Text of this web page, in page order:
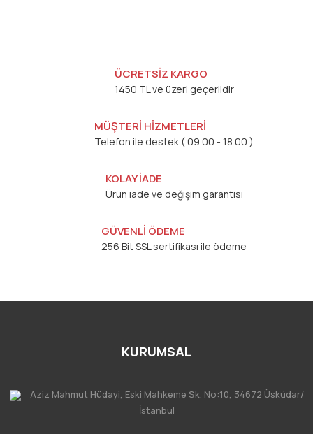
ÜCRETSİZ KARGO
1450 TL ve üzeri geçerlidir
MÜŞTERİ HİZMETLERİ
Telefon ile destek ( 09.00 - 18.00 )
KOLAY İADE
Ürün iade ve değişim garantisi
GÜVENLİ ÖDEME
256 Bit SSL sertifikası ile ödeme
KURUMSAL
Aziz Mahmut Hüdayi, Eski Mahkeme Sk. No:10, 34672 Üsküdar/
İstanbul